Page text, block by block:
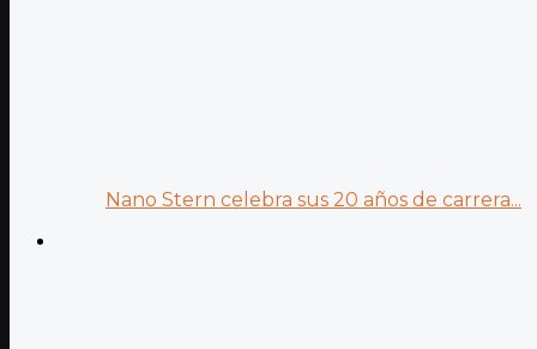
Nano Stern celebra sus 20 años de carrera...